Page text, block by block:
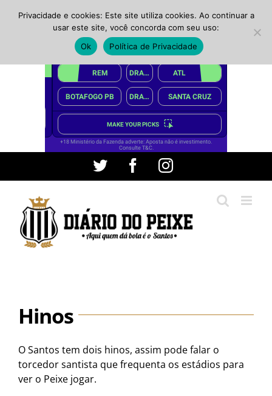
conteúdo
Twitter FacebookInstagram
Hinos
O Santos tem dois hinos, assim pode falar o
torcedor santista que frequenta os estádios para
ver o Peixe jogar.
Privacidade e cookies: Este site utiliza cookies. Ao continuar a
usar este site, você concorda com seu uso:
Ok
Política de Privacidade